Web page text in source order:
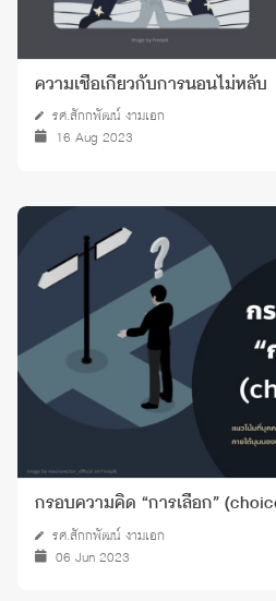
ความเชื่อเกี่ยวกับการนอนไม่หลับ
รศ.สักกพัฒน์ งามเอก
16 Aug 2023
กรอบความคิด “การเลือก”
รศ.สักกพัฒน์ งามเอก
06 Jun 2023